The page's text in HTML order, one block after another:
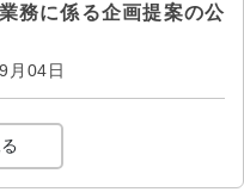
務に係る企画提案の公
月04日